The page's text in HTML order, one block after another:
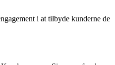
i at tilbyde kunderne de